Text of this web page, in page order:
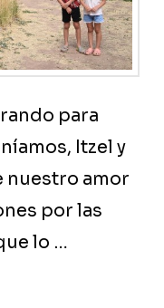
para
Itzel y
nuestro amor
por las
lo …